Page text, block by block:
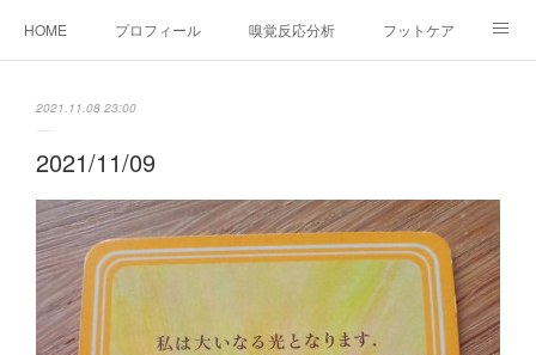
HOME プロフィール 嗅覚反応分析 フットケア
2021.11.08 23:00
2021/11/09